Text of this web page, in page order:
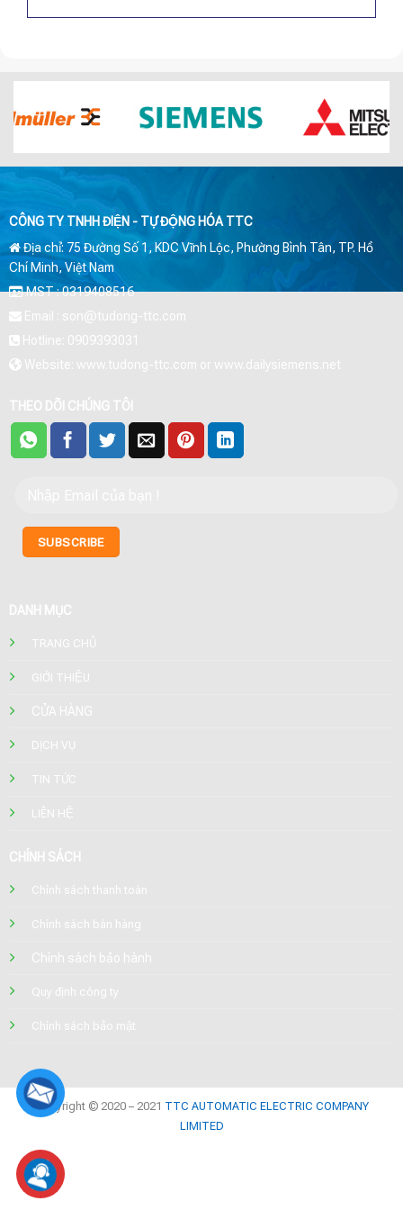
CÔNG TY TNHH ĐIỆN - TỰ ĐỘNG HÓA TTC
Địa chỉ: 75 Đường Số 1, KDC Vĩnh Lộc, Phường Bình Tân, TP. Hồ
Chí Minh, Việt Nam
MST : 0319408516
Email : son@tudong-ttc.com
Hotline: 0909393031
Website: www.tudong-ttc.com or www.dailysiemens.net
THEO DÕI CHÚNG TÔI
DANH MỤC
TRANG CHỦ
GIỚI THIỆU
CỬA HÀNG
DỊCH VỤ
TIN TỨC
LIÊN HỆ
CHÍNH SÁCH
Chính sách thanh toán
Chính sách bán hàng
Chính sách bảo hành
Quy định công ty
Chính sách bảo mật
Copyright © 2020 – 2021 TTC AUTOMATIC ELECTRIC COMPANY
LIMITED